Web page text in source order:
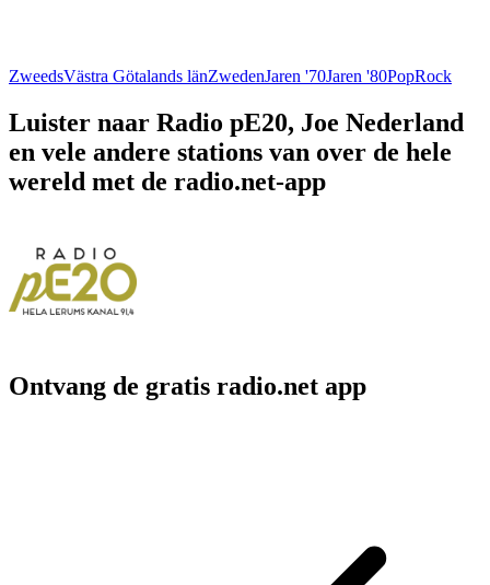
ZweedsVästra Götalands länZwedenJaren '70Jaren '80PopRock
Luister naar Radio pE20, Joe Nederland
en vele andere stations van over de hele
wereld met de radio.net-app
Ontvang de gratis radio.net app